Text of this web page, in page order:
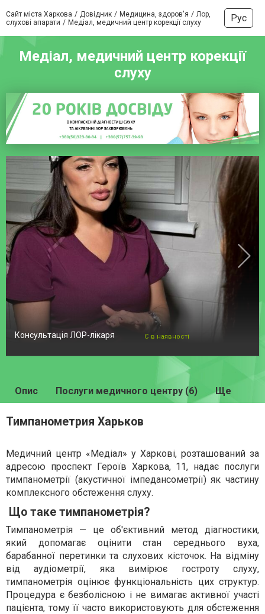
Сайт міста Харкова Довідник Медицина, здоров'я
Лор,
слухові апарати
Медіал, медичний центр корекції слуху Рус
Медіал, медичний центр корекції
слуху
Консультація ЛОР-лікаря Є в наявності
Опис Послуги медичного центру (6) Ще
Тимпанометрия Харьков
Медичний центр «Медіал» у Харкові, розташований за
адресою проспект Героїв Харкова, 11, надає послуги
тимпанометрії (акустичної імпедансометрії) як частину
комплексного обстеження слуху.
Що таке тимпанометрія?
Тимпанометрія — це об'єктивний метод діагностики,
який допомагає оцінити стан середнього вуха,
барабанної перетинки та слухових кісточок. На відміну
від аудіометрії, яка вимірює гостроту слуху,
тимпанометрія оцінює функціональність цих структур.
Процедура є безболісною і не вимагає активної участі
пацієнта, тому її часто використовують для обстеження